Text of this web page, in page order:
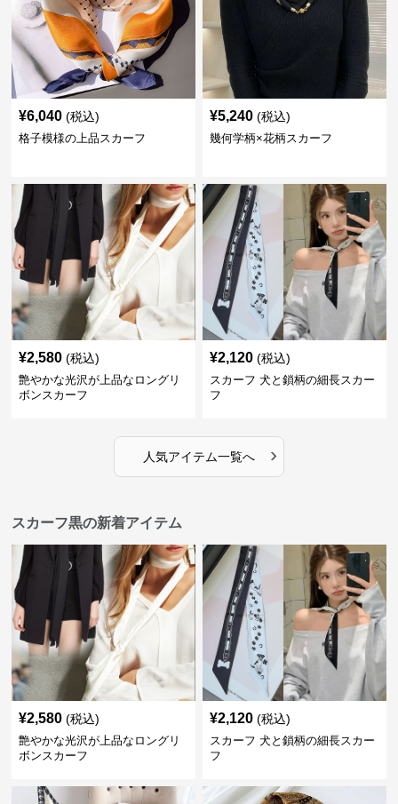
¥6,040 (税込)
格子模様の上品スカーフ
¥5,240 (税込)
幾何学柄×花柄スカーフ
¥2,580 (税込)
艶やかな光沢が上品なロングリ
ボンスカーフ
¥2,120 (税込)
スカーフ 犬と鎖柄の細長スカー
フ
人気アイテム一覧へ ›
スカーフ黒の新着アイテム
¥2,580 (税込)
艶やかな光沢が上品なロングリ
ボンスカーフ
¥2,120 (税込)
スカーフ 犬と鎖柄の細長スカー
フ